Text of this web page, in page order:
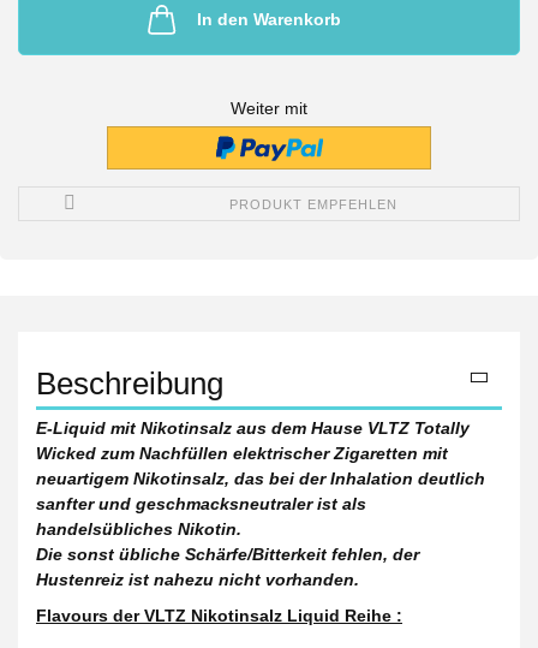
In den Warenkorb
Weiter mit
PRODUKT EMPFEHLEN
Beschreibung
E-Liquid mit Nikotinsalz aus dem Hause VLTZ Totally
Wicked zum Nachfüllen elektrischer Zigaretten mit
neuartigem Nikotinsalz, das bei der Inhalation deutlich
sanfter und geschmacksneutraler ist als
handelsübliches Nikotin.
Die sonst übliche Schärfe/Bitterkeit fehlen, der
Hustenreiz ist nahezu nicht vorhanden.
Flavours der VLTZ Nikotinsalz Liquid Reihe :